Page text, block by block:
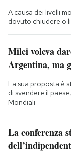
A causa dei livelli
dovuto chiudere o
Milei voleva
Argentina, ma
La sua proposta è
di svendere il
Mondiali
La conferenza